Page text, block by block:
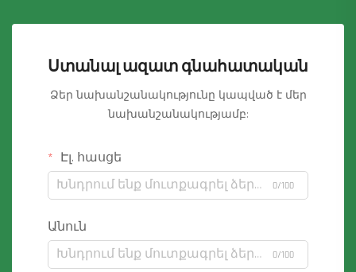
Ստանալ ազատ գնահատական
Ձեր նախանշանակությունը կապված է մեր
նախանշանակությամբ:
Էլ. հասցե
0/100
Անուն
0/100